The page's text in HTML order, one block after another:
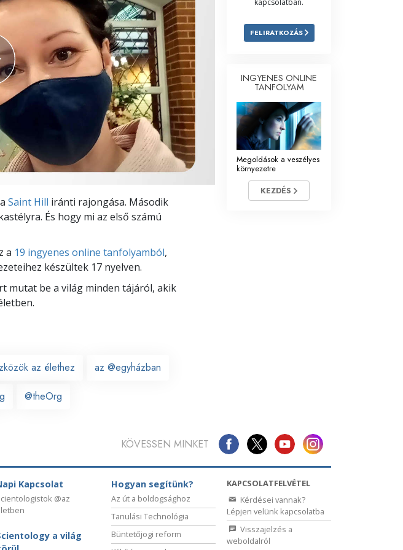
Megoldások a drogokra
Gyerekek
Eszközök a munkahelyen
Az etika és az állapotok
Az elnyomás oka
Kivizsgálások
A szervezés alapjai
A public relations alapjai
Saint Hill iránti rajongása. Második
És hogy mi az első számú
a 19 ingyenes online tanfolyamból,
készültek 17 nyelven.
mutat be a világ minden tájáról, akik
az élethez az @egyházban
@theOrg
kapcsolatban.
FELIRATKOZÁS
INGYENES ONLINE
TANFOLYAM
Megoldások a veszélyes
környezetre
KEZDÉS
KÖVESSEN MINKET
Kapcsolat
@az
a világ
Hogyan segítünk?
Az út a boldogsághoz
Tanulási Technológia
Büntetőjogi reform
KAPCSOLATFELVÉTEL
Kérdései vannak?
Lépjen velünk kapcsolatba
Visszajelzés a
weboldalról